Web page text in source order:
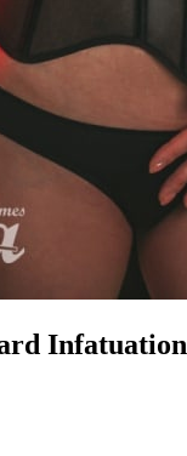
Infatuation